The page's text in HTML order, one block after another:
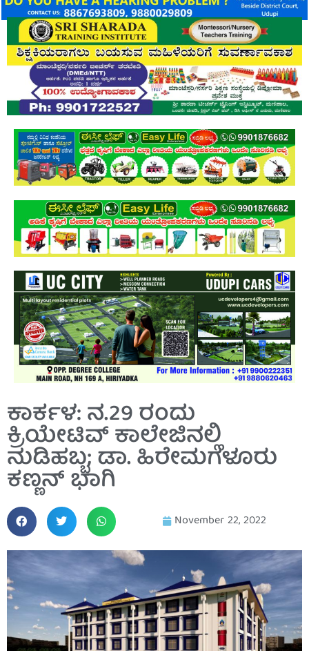
ಕಾರ್ಕಳ: ನ.29 ರಂದು
ಕ್ರಿಯೇಟಿವ್ ಕಾಲೇಜಿನಲ್ಲಿ
ನುಡಿಹಬ್ಬ; ಡಾ. ಹಿರೇಮಗಳೂರು
ಕಣ್ಣನ್ ಭಾಗಿ
November 22, 2022